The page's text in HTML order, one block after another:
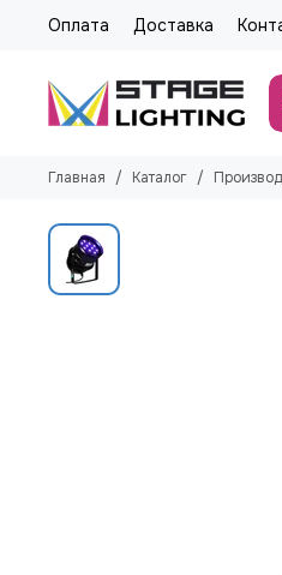
Оплата Доставка
Главная Каталог